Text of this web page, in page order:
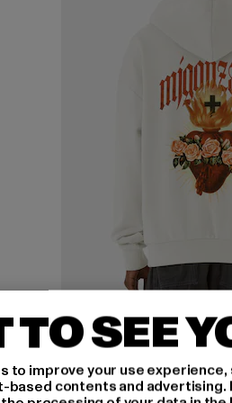
MJ GONZALES
53,89 EUR
Derzeitiger Preis: 53,89
69,99 EUR
TO SEE
to improve your use
based contents and